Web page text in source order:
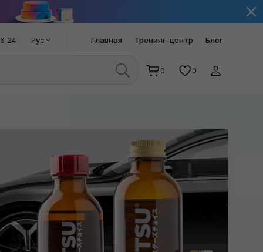
24 Рус Главная Тренинг-центр Блог
0 0